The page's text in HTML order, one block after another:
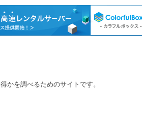
かを調べるためのサイトです。